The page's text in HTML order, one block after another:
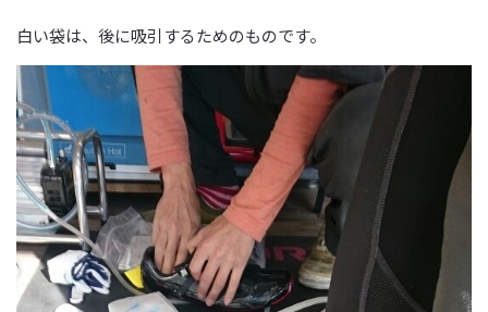
白い袋は、後に吸引するためのものです。